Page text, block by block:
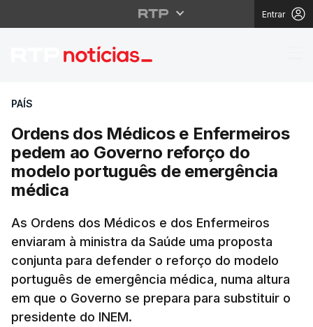
Entrar
Ordens dos Médicos
PAÍS
Ordens dos Médicos e Enfermeiros
pedem ao Governo reforço do
modelo português de emergência
médica
As Ordens dos Médicos e dos Enfermeiros
enviaram à ministra da Saúde uma proposta
conjunta para defender o reforço do modelo
português de emergência médica, numa altura
em que o Governo se prepara para substituir o
presidente do INEM.